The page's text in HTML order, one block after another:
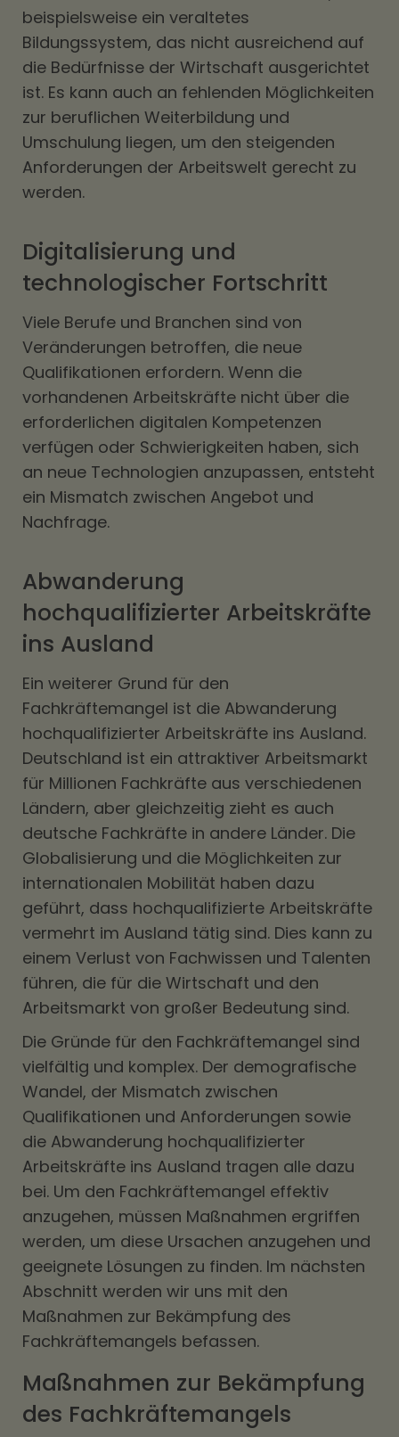
beispielsweise ein veraltetes
Bildungssystem, das nicht ausreichend auf
die Bedürfnisse der Wirtschaft ausgerichtet
ist. Es kann auch an fehlenden Möglichkeiten
zur beruflichen Weiterbildung und
Umschulung liegen, um den steigenden
Anforderungen der Arbeitswelt gerecht zu
werden.
Digitalisierung und
technologischer Fortschritt
Viele Berufe und Branchen sind von
Veränderungen betroffen, die neue
Qualifikationen erfordern. Wenn die
vorhandenen Arbeitskräfte nicht über die
erforderlichen digitalen Kompetenzen
verfügen oder Schwierigkeiten haben, sich
an neue Technologien anzupassen, entsteht
ein Mismatch zwischen Angebot und
Nachfrage.
Abwanderung
hochqualifizierter Arbeitskräfte
ins Ausland
Ein weiterer Grund für den
Fachkräftemangel ist die Abwanderung
hochqualifizierter Arbeitskräfte ins Ausland.
Deutschland ist ein attraktiver Arbeitsmarkt
für Millionen Fachkräfte aus verschiedenen
Ländern, aber gleichzeitig zieht es auch
deutsche Fachkräfte in andere Länder. Die
Globalisierung und die Möglichkeiten zur
internationalen Mobilität haben dazu
geführt, dass hochqualifizierte Arbeitskräfte
vermehrt im Ausland tätig sind. Dies kann zu
einem Verlust von Fachwissen und Talenten
führen, die für die Wirtschaft und den
Arbeitsmarkt von großer Bedeutung sind.
Die Gründe für den Fachkräftemangel sind
vielfältig und komplex. Der demografische
Wandel, der Mismatch zwischen
Qualifikationen und Anforderungen sowie
die Abwanderung hochqualifizierter
Arbeitskräfte ins Ausland tragen alle dazu
bei. Um den Fachkräftemangel effektiv
anzugehen, müssen Maßnahmen ergriffen
werden, um diese Ursachen anzugehen und
geeignete Lösungen zu finden. Im nächsten
Abschnitt werden wir uns mit den
Maßnahmen zur Bekämpfung des
Fachkräftemangels befassen.
Maßnahmen zur Bekämpfung
des Fachkräftemangels